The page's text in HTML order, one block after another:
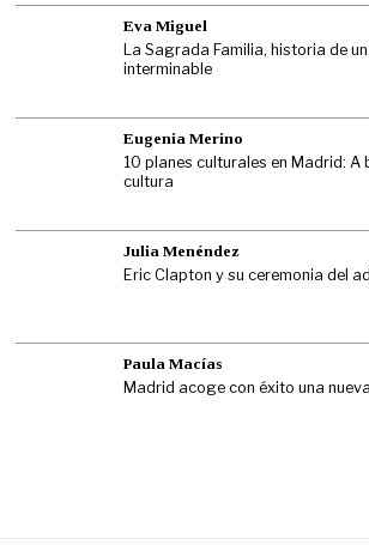
Eva Miguel
La Sagrada Familia, historia de
interminable
Eugenia Merino
10 planes culturales en Madrid: A
cultura
Julia Menéndez
Eric Clapton y su ceremonia del
Paula Macías
Madrid acoge con éxito una